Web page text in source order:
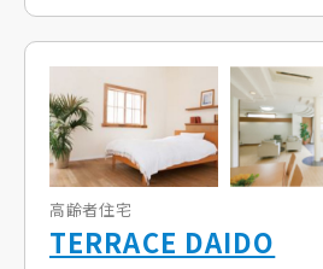
高齢者住宅
TERRACE DAIDO